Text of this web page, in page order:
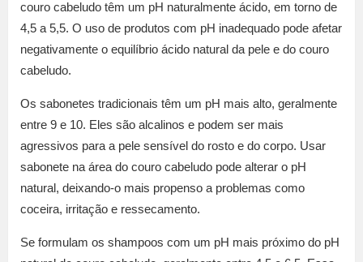
couro cabeludo têm um pH naturalmente ácido, em torno de
4,5 a 5,5. O uso de produtos com pH inadequado pode afetar
negativamente o equilíbrio ácido natural da pele e do couro
cabeludo.
Os sabonetes tradicionais têm um pH mais alto, geralmente
entre 9 e 10. Eles são alcalinos e podem ser mais
agressivos para a pele sensível do rosto e do corpo. Usar
sabonete na área do couro cabeludo pode alterar o pH
natural, deixando-o mais propenso a problemas como
coceira, irritação e ressecamento.
Se formulam os shampoos com um pH mais próximo do pH